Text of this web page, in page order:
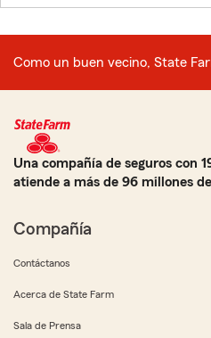
Como un buen vecino, State
Una compañía de seguros con
atiende a más de 96 millones
Compañía
Contáctanos
Acerca de State Farm
Sala de Prensa